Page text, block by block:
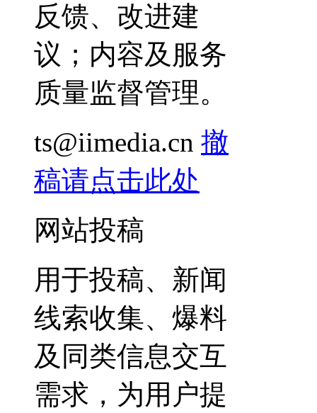
反馈、改进建
议；内容及服务
质量监督管理。
ts@iimedia.cn 撤
稿请点击此处
网站投稿
用于投稿、新闻
线索收集、爆料
及同类信息交互
需求，为用户提